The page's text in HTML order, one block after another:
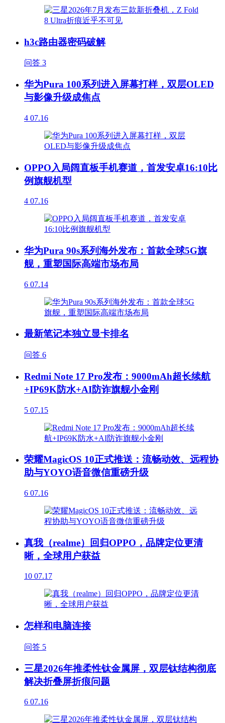
h3c路由器密码破解
问答 3
华为Pura 100系列进入屏幕打样，双层OLED
与影像升级成焦点
4 07.16
OPPO入局阔直板手机赛道，首发安卓16:10比
例旗舰机型
4 07.16
华为Pura 90s系列海外发布：首款全球5G旗
舰，重塑国际高端市场布局
6 07.14
最新笔记本独立显卡排名
问答 6
Redmi Note 17 Pro发布：9000mAh超长续航
+IP69K防水+AI防诈旗舰小金刚
5 07.15
荣耀MagicOS 10正式推送：流畅动效、远程协
助与YOYO语音微信重磅升级
6 07.16
真我（realme）回归OPPO，品牌定位更清
晰，全球用户获益
10 07.17
怎样和电脑连接
问答 5
三星2026年推柔性钛金属屏，双层钛结构彻底
解决折叠屏折痕问题
6 07.16